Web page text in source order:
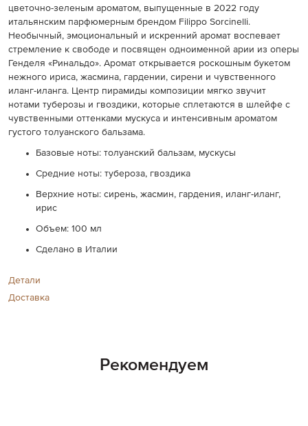
цветочно-зеленым ароматом, выпущенные в 2022 году
итальянским парфюмерным брендом Filippo Sorcinelli.
Необычный, эмоциональный и искренний аромат воспевает
стремление к свободе и посвящен одноименной арии из оперы
Генделя «Ринальдо».Аромат открывается роскошным букетом
нежного ириса, жасмина, гардении, сирени и чувственного
иланг-иланга. Центр пирамиды композиции мягко звучит
нотами туберозы и гвоздики, которые сплетаются в шлейфе с
чувственными оттенками мускуса и интенсивным ароматом
густого толуанского бальзама.
Базовые ноты: толуанский бальзам, мускусы
Средние ноты: тубероза, гвоздика
Верхние ноты: сирень, жасмин, гардения, иланг-иланг,
ирис
Объем: 100 мл
Сделано в Италии
Детали
Доставка
Рекомендуем